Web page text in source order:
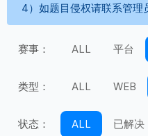
4）如题目侵权请联系管
赛事： ALL 平台
类型： ALL WEB
状态： ALL 已解决